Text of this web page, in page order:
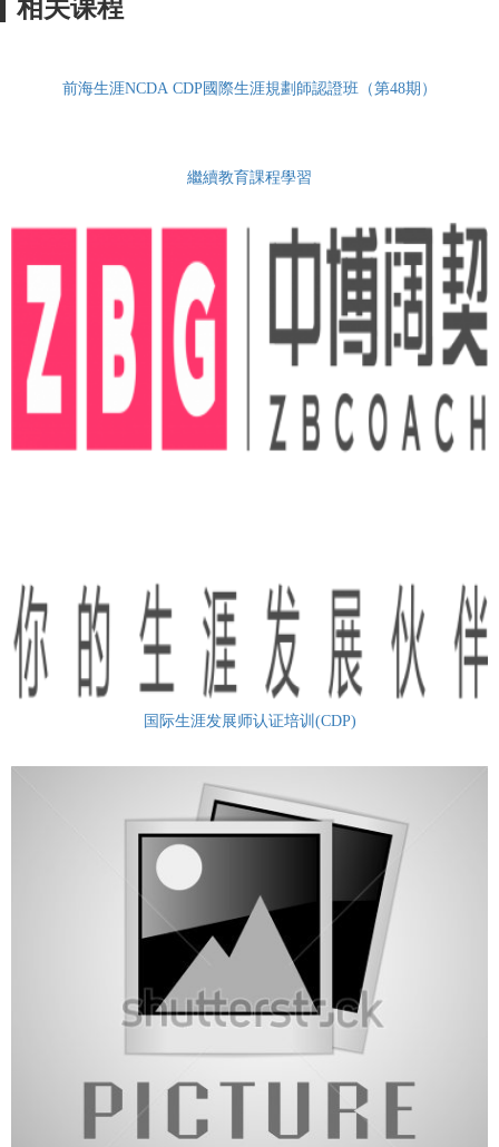
相关课程
前海生涯NCDA CDP國際生涯規劃師認證班（第48期）
繼續教育課程學習
国际生涯发展师认证培训(CDP)